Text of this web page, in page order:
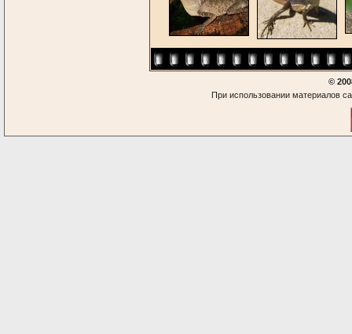
©
При использовании материалов